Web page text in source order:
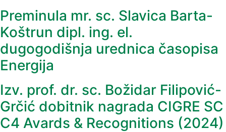
Preminula mr. sc. Slavica Barta-
Koštrun dipl. ing. el.
dugogodišnja urednica časopisa
Energija
Izv. prof. dr. sc. Božidar Filipović-
Grčić dobitnik nagrada CIGRE SC
C4 Avards & Recognitions (2024)